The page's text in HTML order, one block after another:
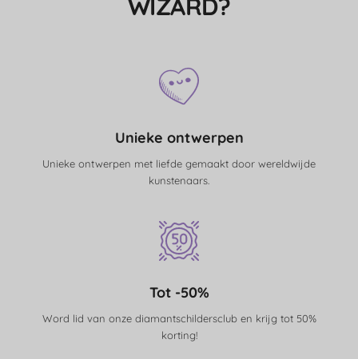
Unieke ontwerpen
Unieke ontwerpen met liefde gemaakt door wereldwijde
kunstenaars.
Tot -50%
Word lid van onze diamantschildersclub en krijg tot 50%
korting!